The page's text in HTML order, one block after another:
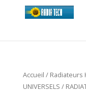
Accueil / Radiateurs
UNIVERSELS /